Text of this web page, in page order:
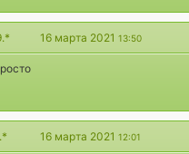
16 марта 2021 13:50
16 марта 2021 12:01